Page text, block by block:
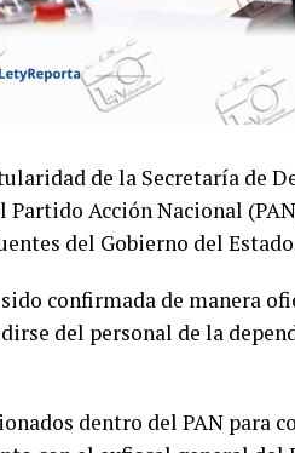
de la Secretaría de
Acción Nacional
del Gobierno del
confirmada de manera
del personal de la
dentro del PAN para